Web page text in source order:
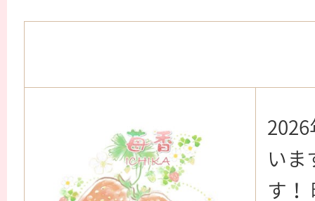
いま
す！